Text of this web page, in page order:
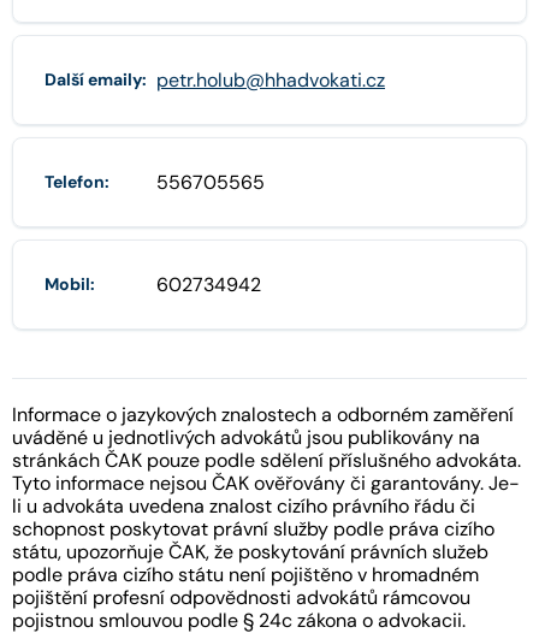
Další emaily: petr.holub@hhadvokati.cz
Telefon: 556705565
Mobil: 602734942
Informace o jazykových znalostech a odborném zaměření
uváděné u jednotlivých advokátů jsou publikovány na
stránkách ČAK pouze podle sdělení příslušného advokáta.
Tyto informace nejsou ČAK ověřovány či garantovány. Je-
li u advokáta uvedena znalost cizího právního řádu či
schopnost poskytovat právní služby podle práva cizího
státu, upozorňuje ČAK, že poskytování právních služeb
podle práva cizího státu není pojištěno v hromadném
pojištění profesní odpovědnosti advokátů rámcovou
pojistnou smlouvou podle § 24c zákona o advokacii.